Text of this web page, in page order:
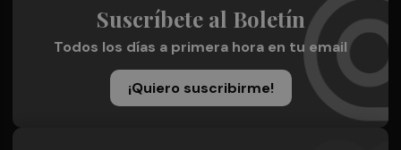
Suscríbete al Boletín
Todos los días a primera hora en tu email
¡Quiero suscribirme!